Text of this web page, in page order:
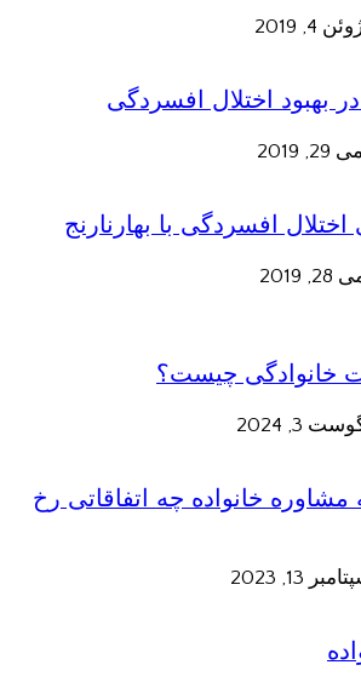
4, 2019
بهبود اختلال افسردگی
می 29, 2019
افسردگی با بهارنارنج
2019
خانوادگی چیست؟
3, 2024
خانواده چه اتفاقاتی رخ
13, 2023